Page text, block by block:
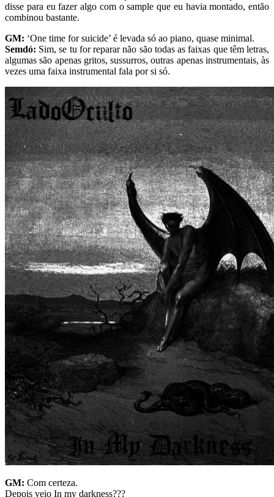
disse para eu fazer algo com o sample que eu havia montado, então
combinou bastante.
GM: ‘One time for suicide’ é levada só ao piano, quase minimal.
Semdó: Sim, se tu for reparar não são todas as faixas que têm letras,
algumas são apenas gritos, sussurros, outras apenas instrumentais, às
vezes uma faixa instrumental fala por si só.
GM: Com certeza.
Depois veio In my darkness???